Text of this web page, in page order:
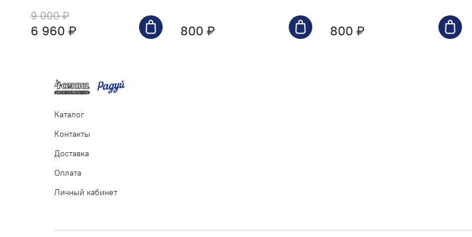
9 000 ₽
6 960 ₽ 800 ₽ 800 ₽
Каталог
Контакты
Доставка
Оплата
Личный кабинет